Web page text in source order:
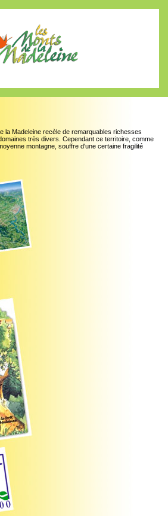
la Madeleine recèle de remarquables richesses
très divers. Cependant ce territoire, comme
montagne, souffre d'une certaine fragilité